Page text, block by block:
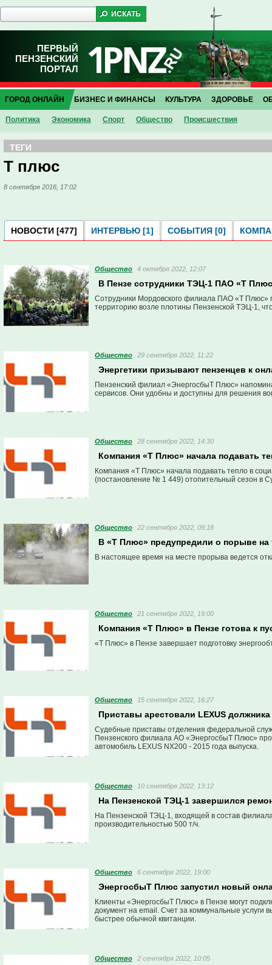
ПЕРВЫЙ
ПЕНЗЕНСКИЙ
ПОРТАЛ
ГОРОД ОНЛАЙН
Политика Экономика Спорт Общество Проиcшествия
БИЗНЕС И ФИНАНСЫ КУЛЬТУРА ЗДОРОВЬЕ
ТЕГИ
Т плюс
8 сентября 2016, 17:02
НОВОСТИ [477] ИНТЕРВЬЮ [1] СОБЫТИЯ [0]
Общество 4 октября 2022, 12:07
В Пензе сотрудники ТЭЦ-1 ПАО «Т
Сотрудники Мордовского филиала ПАО «Т Плюс»
территорию возле плотины Пензенской ТЭЦ-1,
Общество 29 сентября 2022, 11:22
Энергетики призывают пензенцев к
Пензенский филиал «ЭнергосбыТ Плюс»
сервисов. Они удобны и доступны для решения
Общество 28 сентября 2022, 14:30
Компания «Т Плюс» начала подавать
Компания «Т Плюс» начала подавать тепло в
(постановление № 1 449) отопительный сезон в
Общество 22 сентября 2022, 09:18
В «Т Плюс» предупредили о порыве на
В настоящее время на месте прорыва ведется
Общество 21 сентября 2022, 19:00
Компания «Т Плюс» в Пензе готова к
«Т Плюс» в Пензе завершает подготовку
Общество 15 сентября 2022, 16:27
Приставы арестовали LEXUS
Судебные приставы отделения федеральной
Пензенского филиала АО «ЭнергосбыТ Плюс»
автомобиль LEXUS NX200 - 2015 года выпуска.
Общество 10 сентября 2022, 13:12
На Пензенской ТЭЦ-1 завершился
На Пензенской ТЭЦ-1, входящей в состав
производительностью 500 т/ч.
Общество 6 сентября 2022, 19:00
ЭнергосбыТ Плюс запустил новый
Клиенты «ЭнергосбыТ Плюс» в Пензе могут
документ на email. Счет за коммунальные услуги
быстрее обычной квитанции.
Общество 2 сентября 2022, 10:05